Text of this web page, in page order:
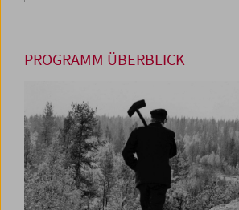
PROGRAMM ÜBERBLICK